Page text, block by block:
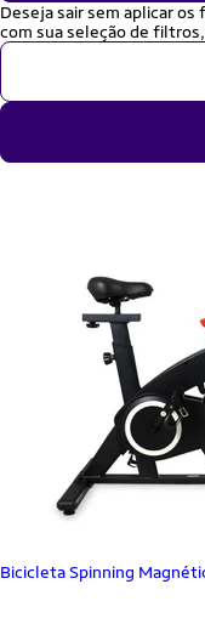
Deseja sair sem aplicar
com sua seleção de
Bicicleta Spinning